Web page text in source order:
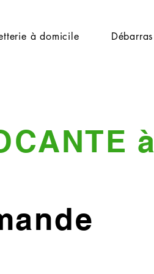
à domicile Débarras
à